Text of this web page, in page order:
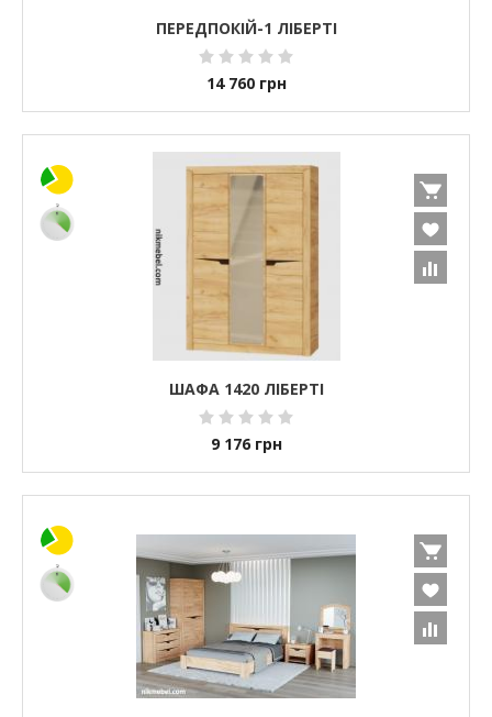
ПЕРЕДПОКІЙ-1 ЛІБЕРТІ
14 760 грн
ШАФА 1420 ЛІБЕРТІ
9 176 грн